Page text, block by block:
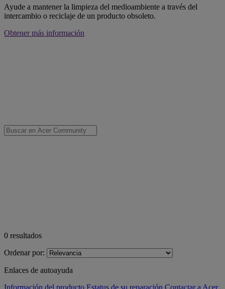
Ayude a mantener la limpieza del medioambiente a través del
intercambio o reciclaje de un producto obsoleto.
Obtener más información
0 resultados
Ordenar por:
Enlaces de autoayuda